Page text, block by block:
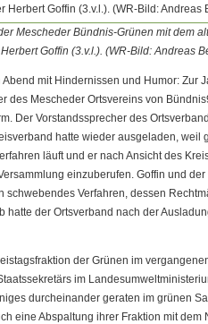
Mescheder Bündnis-Grünen mit dem
Goffin (3.v.l.). (WR-Bild: Andreas
Abend mit Hindernissen und Humor: Zur
des Mescheder Ortsvereins von
Der Vorstandssprecher des
hatte wieder ausgeladen, weil
läuft und er nach Ansicht des
einzuberufen. Goffin und
schwebendes Verfahren, dessen
hatte der Ortsverband nach der
der Grünen im
im
durcheinander geraten im grünen
eine Abspaltung ihrer Fraktion mit dem